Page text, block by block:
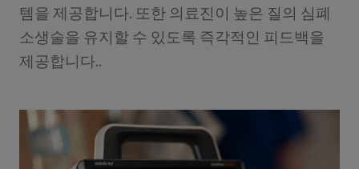
템을 제공합니다. 또한 의료진이 높은 질의 심폐
소생술을 유지할 수 있도록 즉각적인 피드백을
제공합니다..‎